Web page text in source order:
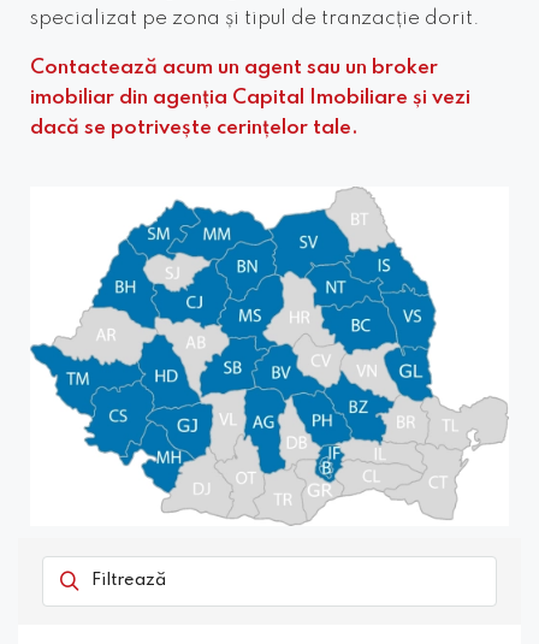
specializat pe zona și tipul de tranzacție dorit.
Contactează acum un agent sau un broker
imobiliar din agenția Capital Imobiliare și vezi
dacă se potrivește cerințelor tale.